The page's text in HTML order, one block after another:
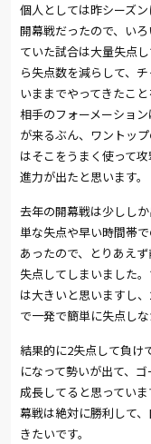
個人としては昨シーズ
開幕戦だったので、い
ていた試合は大量失点
ら失点数を減らして、
いままでやってきたこ
相手のフォーメーショ
が来るぶん、ワントッ
はそこをうまく使って
進力が出たと思います。
去年の開幕戦は少しし
単な失点や早い時間帯
あったので、とりあえ
失点してしまいました
は大きいと思いますし
で一発で簡単に失点し
結果的に2失点して負け
になって勢いが出て、
成長してると思ってい
幕戦は絶対に勝利して
きたいです。